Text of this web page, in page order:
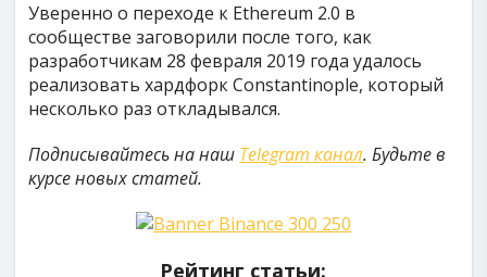
Уверенно о переходе к Ethereum 2.0 в
сообществе заговорили после того, как
разработчикам 28 февраля 2019 года удалось
реализовать хардфорк Constantinople, который
несколько раз откладывался.
Подписывайтесь на наш Telegram канал. Будьте в
курсе новых статей.
Рейтинг статьи: